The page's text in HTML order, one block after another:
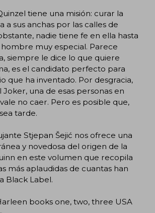
tiene una misión: curar la
a sus anchas por las calles de
nadie tiene fe en ella hasta
muy especial. Parece
siempre le dice lo que quiere
es el candidato perfecto para
que ha inventado. Por desgracia,
una de esas personas en
no caer. Pero es posible que,
tarde.
Stjepan Šejić nos ofrece una
y novedosa del origen de la
en este volumen que recopila
más aplaudidas de cuantas han
Black Label.
books one, two, three USA